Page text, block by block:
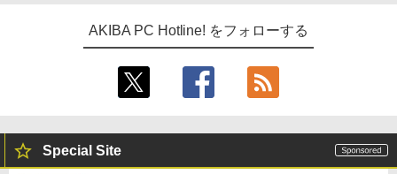
AKIBA PC Hotline! をフォローする
Special Site